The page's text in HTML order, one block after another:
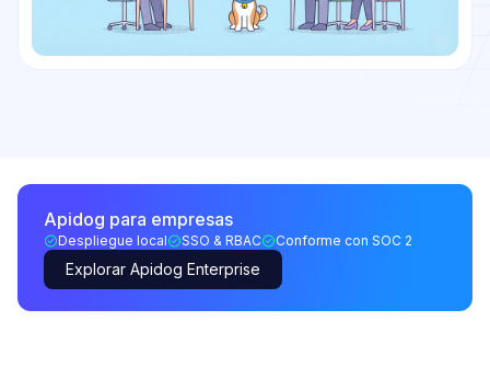
Apidog para empresas
Despliegue local SSO & RBAC Conforme con SOC 2
Explorar Apidog Enterprise